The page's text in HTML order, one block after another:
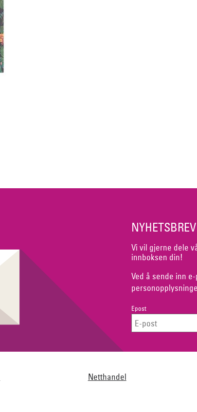
NYHETSBREV
Vi vil gjerne dele
innboksen din!
Ved å sende inn
Epost
Netthandel